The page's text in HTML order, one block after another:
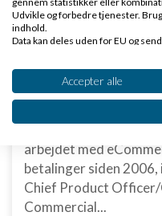
martinebirlund
3 kommentarer
arbejdet med
betalinger siden
Chief Product Officer/
Commercial...
Udvikle og forbedre tjenester.
indhold.
Data kan deles uden for EU og
Se partnerliste (2 IAB-
Vi bruger dine data til følgende
IAB's behandlingsformål:
Opbevare og/eller tilgå
enhed
Bruge begrænsede
annoncering
Accepter alle